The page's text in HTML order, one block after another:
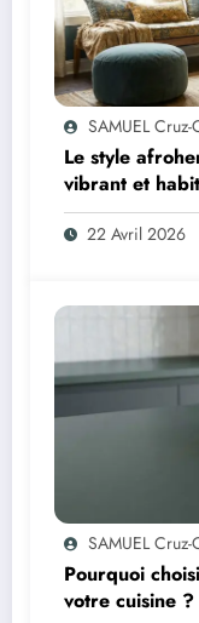
SAMUEL
Le style
vibrant et
22 Avril 2026
SAMUEL
Pourquoi
votre cuisine ?